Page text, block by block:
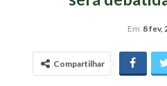
Em 8 fev,
Compartilhar